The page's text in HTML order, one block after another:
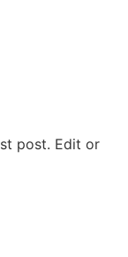
post. Edit or